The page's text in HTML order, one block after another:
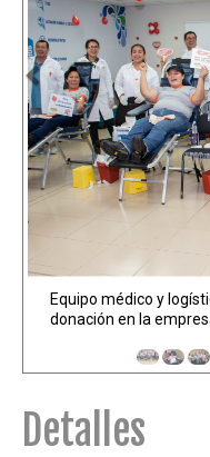
Equipo médico y
donación en la
Detalles